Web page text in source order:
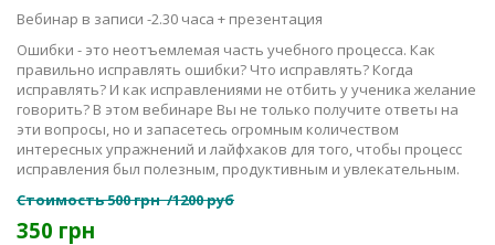
Вебинар в записи -2.30 часа + презентация
Ошибки - это неотъемлемая часть учебного процесса. Как
правильно исправлять ошибки? Что исправлять? Когда
исправлять? И как исправлениями не отбить у ученика желание
говорить? В этом вебинаре Вы не только получите ответы на
эти вопросы, но и запасетесь огромным количеством
интересных упражнений и лайфхаков для того, чтобы процесс
исправления был полезным, продуктивным и увлекательным.
Стоимость 500 грн /1200 руб
350 грн